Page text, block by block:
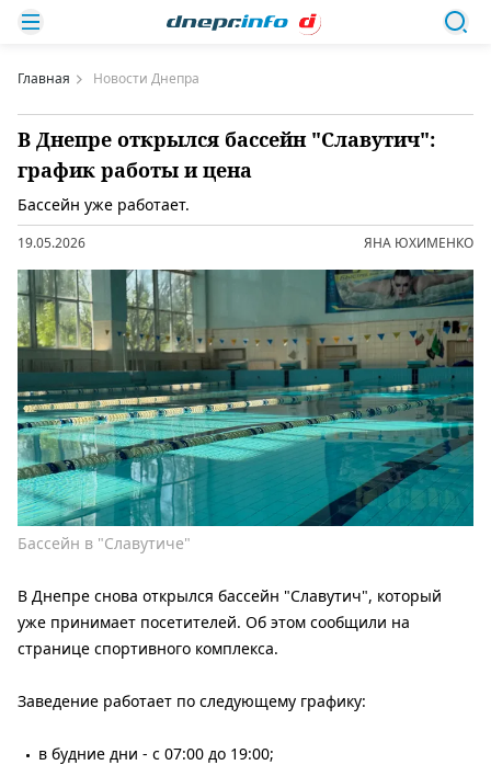
Главная Новости Днепра
В Днепре открылся бассейн "Славутич":
график работы и цена
Бассейн уже работает.
19.05.2026 ЯНА ЮХИМЕНКО
Бассейн в "Славутиче"
В Днепре снова открылся бассейн "Славутич", который
уже принимает посетителей. Об этом сообщили на
странице спортивного комплекса.
Заведение работает по следующему графику:
в будние дни - с 07:00 до 19:00;